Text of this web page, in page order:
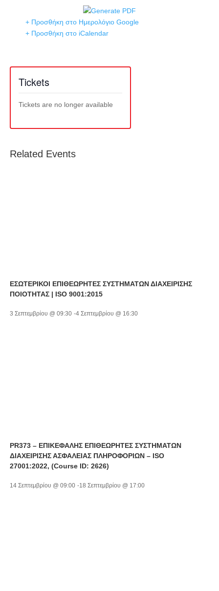
+ Προσθήκη στο Ημερολόγιο Google
+ Προσθήκη στο iCalendar
Tickets
Tickets are no longer available
Related Events
ΕΣΩΤΕΡΙΚΟΙ ΕΠΙΘΕΩΡΗΤΕΣ ΣΥΣΤΗΜΑΤΩΝ ΔΙΑΧΕΙΡΙΣΗΣ
ΠΟΙΟΤΗΤΑΣ | ISO 9001:2015
3 Σεπτεμβρίου @ 09:30 -4 Σεπτεμβρίου @ 16:30
PR373 – ΕΠΙΚΕΦΑΛΗΣ ΕΠΙΘΕΩΡΗΤΕΣ ΣΥΣΤΗΜΑΤΩΝ
ΔΙΑΧΕΙΡΙΣΗΣ ΑΣΦΑΛΕΙΑΣ ΠΛΗΡΟΦΟΡΙΩΝ – ISO
27001:2022, (Course ID: 2626)
14 Σεπτεμβρίου @ 09:00 -18 Σεπτεμβρίου @ 17:00